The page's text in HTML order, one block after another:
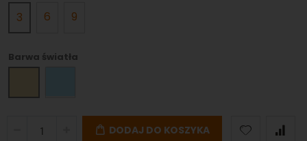
3 6 9
Barwa światła
DODAJ DO KOSZYKA